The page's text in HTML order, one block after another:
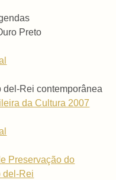
Preto
del-Rei contemporânea
da Cultura 2007
Preservação do
del-Rei